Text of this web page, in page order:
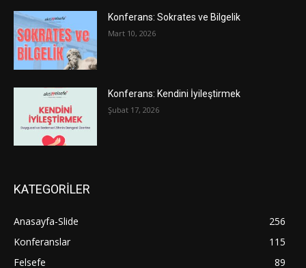
Konferans: Sokrates ve Bilgelik
Mart 10, 2026
Konferans: Kendini İyileştirmek
Şubat 17, 2026
KATEGORİLER
Anasayfa-Slide
256
Konferanslar
115
Felsefe
89